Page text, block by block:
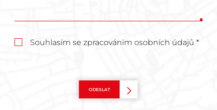
Souhlasím se zpracováním osobních údajů *
ODESLAT